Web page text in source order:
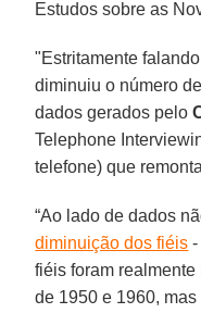
Estudos sobre as
"Estritamente
diminuiu o número
dados gerados pelo
Telephone
telefone) que
“Ao lado de dados
diminuição dos fiéis -
fiéis foram
de 1950 e 1960,